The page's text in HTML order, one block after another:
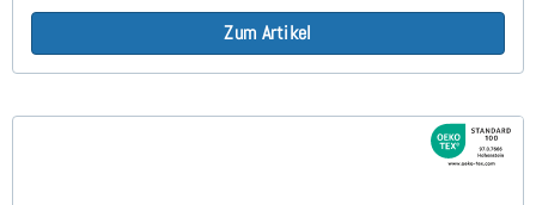
Zum Artikel